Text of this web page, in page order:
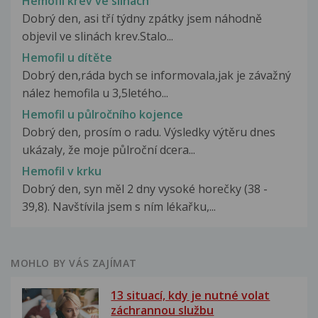
Dobrý den, asi tří týdny zpátky jsem náhodně
objevil ve slinách krev.Stalo...
Hemofil u dítěte
Dobrý den,ráda bych se informovala,jak je závažný
nález hemofila u 3,5letého...
Hemofil u půlročního kojence
Dobrý den, prosím o radu. Výsledky výtěru dnes
ukázaly, že moje půlroční dcera...
Hemofil v krku
Dobrý den, syn měl 2 dny vysoké horečky (38 -
39,8). Navštívila jsem s ním lékařku,...
MOHLO BY VÁS ZAJÍMAT
13 situací, kdy je nutné volat
záchrannou službu